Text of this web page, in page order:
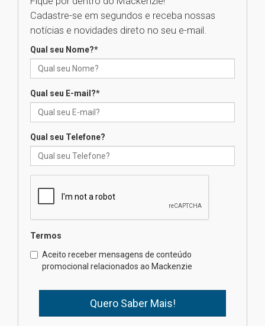
Seminário discute desafios
das novas tecnologias em
calouros do segundo semestre
Brasília prepara seus
mesmo do Ensino Médio
Como os pais podem investir
na educação dos filhos além da
escola
Cadastre-se em segundos e receba nossas
notícias e novidades direto no seu e-mail.
Qual seu Nome?*
Qual seu E-mail?*
Qual seu Telefone?
Termos
Aceito receber mensagens de conteúdo
promocional relacionados ao Mackenzie